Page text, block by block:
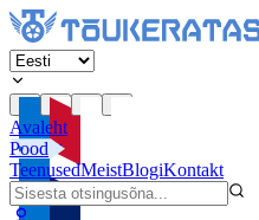
Avaleht
Pood
TeenusedMeistBlogiKontakt